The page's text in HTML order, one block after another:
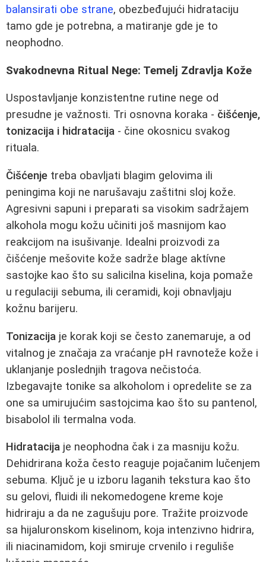
balansirati obe strane, obezbeđujući hidrataciju
tamo gde je potrebna, a matiranje gde je to
neophodno.
Svakodnevna Ritual Nege: Temelj Zdravlja Kože
Uspostavljanje konzistentne rutine nege od
presudne je važnosti. Tri osnovna koraka - čišćenje,
tonizacija i hidratacija - čine okosnicu svakog
rituala.
Čišćenje treba obavljati blagim gelovima ili
peningima koji ne narušavaju zaštitni sloj kože.
Agresivni sapuni i preparati sa visokim sadržajem
alkohola mogu kožu učiniti još masnijom kao
reakcijom na isušivanje. Idealni proizvodi za
čišćenje mešovite kože sadrže blage aktívne
sastojke kao što su salicilna kiselina, koja pomaže
u regulaciji sebuma, ili ceramidi, koji obnavljaju
kožnu barijeru.
Tonizacija je korak koji se često zanemaruje, a od
vitalnog je značaja za vraćanje pH ravnoteže kože i
uklanjanje poslednjih tragova nečistoća.
Izbegavajte tonike sa alkoholom i opredelite se za
one sa umirujućim sastojcima kao što su pantenol,
bisabolol ili termalna voda.
Hidratacija je neophodna čak i za masniju kožu.
Dehidrirana koža često reaguje pojačanim lučenjem
sebuma. Ključ je u izboru laganih tekstura kao što
su gelovi, fluidi ili nekomedogene kreme koje
hidriraju a da ne zagušuju pore. Tražite proizvode
sa hijaluronskom kiselinom, koja intenzivno hidrira,
ili niacinamidom, koji smiruje crvenilo i reguliše